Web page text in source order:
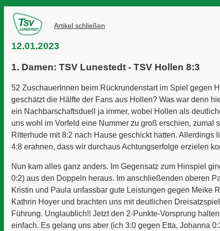
Artikel schließen
12.01.2023
1. Damen: TSV Lunestedt - TSV Hollen 8:3
52 ZuschauerInnen beim Rückrundenstart im Spiel gegen
geschätzt die Hälfte der Fans aus Hollen? Was war denn
ein Nachbarschaftsduell ja immer, wobei Hollen als
uns wohl im Vorfeld eine Nummer zu groß erschien, zumal
Ritterhude mit 8:2 nach Hause geschickt hatten. Allerdings
4:8 erahnen, dass wir durchaus Achtungserfolge erzielen
Nun kam alles ganz anders. Im Gegensatz zum Hinspiel
0:2) aus den Doppeln heraus. Im anschließenden oberen
Kristin und Paula unfassbar gute Leistungen gegen Meike
Kathrin Hoyer und brachten uns mit deutlichen
Führung. Unglaublich!! Jetzt den 2-Punkte-Vorsprung
einfach. Es gelang uns aber (ich 3:0 gegen Etta, Johanna